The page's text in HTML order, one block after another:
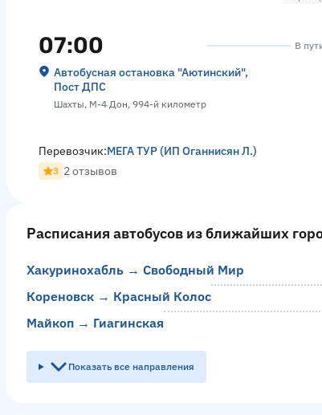
07:00
Автобусная остановка "Аютинский",
Пост ДПС
Шахты, М-4 Дон, 994-й километр
В
Перевозчик:МЕГА ТУР (ИП Оганнисян Л.)
3 2 отзывов
Расписания автобусов из ближайших
Хакуринохабль → Свободный Мир
Кореновск → Красный Колос
Майкоп → Гиагинская
Показать все направления